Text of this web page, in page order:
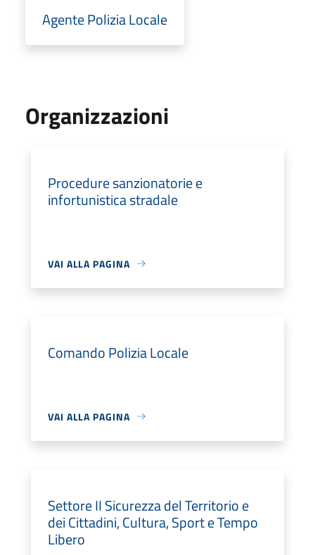
Agente Polizia Locale
Organizzazioni
Procedure sanzionatorie e
infortunistica stradale
VAI ALLA PAGINA
Comando Polizia Locale
VAI ALLA PAGINA
Settore II Sicurezza del Territorio e
dei Cittadini, Cultura, Sport e Tempo
Libero